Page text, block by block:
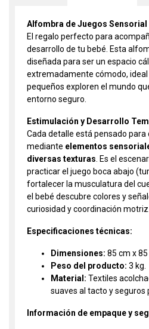
Alfombra de Juegos
El regalo perfecto para
desarrollo de tu bebé. Esta
diseñada para ser un espacio
extremadamente cómodo, ideal
pequeños exploren el mundo
entorno seguro.
Estimulación y Desarrollo
Cada detalle está pensado
mediante elementos
diversas texturas . Es el
practicar el juego boca abajo
fortalecer la musculatura del
el bebé descubre colores y
curiosidad y coordinación motriz.
Especificaciones técnicas:
Dimensiones: 85 cm x 85
Peso del producto: 3 kg.
Material: Textiles
suaves al tacto y seguros
Información de empaque y